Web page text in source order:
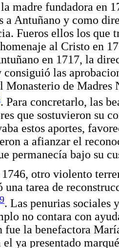
madre fundadora en
a Antuñano y como
Fueros ellos los que
al Cristo en
en 1717, la
las
Monasterio de Madres
. Para concretarlo, las
que sostuvieron su
estos aportes,
a afianzar el
permanecía bajo su
otro violento
una tarea de
. Las penurias sociales
no contara con
fue la benefactora
el ya presentado